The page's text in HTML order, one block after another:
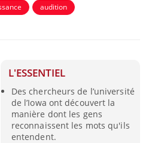
audition
L'ESSENTIEL
Des chercheurs de l’université
de l’Iowa ont découvert la
manière dont les gens
reconnaissent les mots qu'ils
entendent.